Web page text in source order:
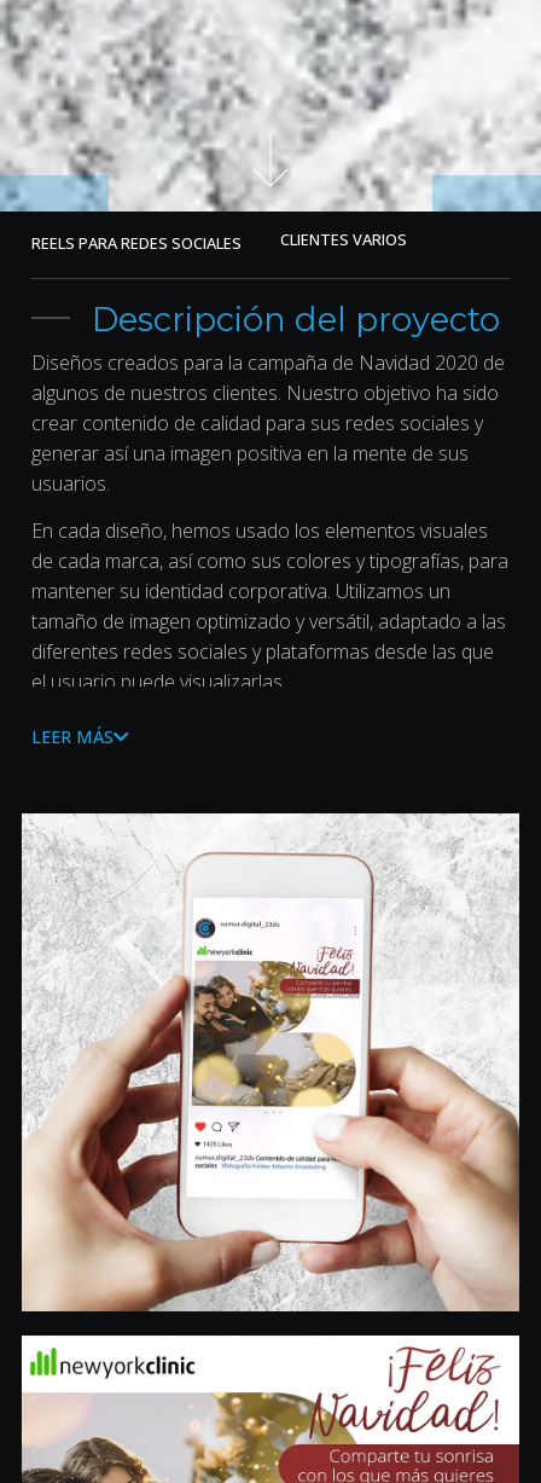
REELS PARA REDES SOCIALES CLIENTES VARIOS
Descripción del proyecto
Diseños creados para la campaña de Navidad 2020 de
algunos de nuestros clientes. Nuestro objetivo ha sido
crear contenido de calidad para sus redes sociales y
generar así una imagen positiva en la mente de sus
usuarios.
En cada diseño, hemos usado los elementos visuales
de cada marca, así como sus colores y tipografías, para
mantener su identidad corporativa. Utilizamos un
tamaño de imagen optimizado y versátil, adaptado a las
diferentes redes sociales y plataformas desde las que
el usuario puede visualizarlas.
Gracias por confiar en nosotros en este año.
LEER MÁS